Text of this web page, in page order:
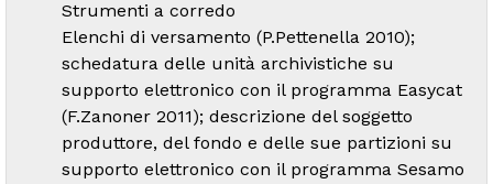
Strumenti a corredo
Elenchi di versamento (P.Pettenella 2010);
schedatura delle unità archivistiche su
supporto elettronico con il programma Easycat
(F.Zanoner 2011); descrizione del soggetto
produttore, del fondo e delle sue partizioni su
supporto elettronico con il programma Sesamo